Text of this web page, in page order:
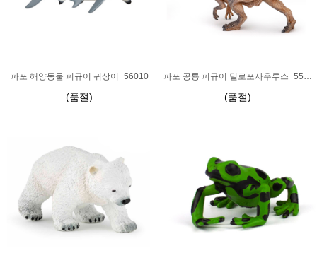
파포 해양동물 피규어 귀상어_56010
(품절)
파포 공룡 피규어 딜로포사우루스_55035
(품절)